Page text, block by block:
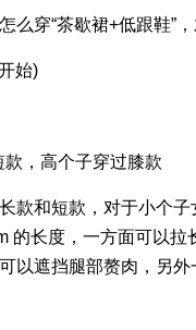
么穿“茶歇裙+低跟鞋”
始)
，高个子穿过膝款
款和短款，对于小个
的长度，一方面可以
以遮挡腿部赘肉，另外